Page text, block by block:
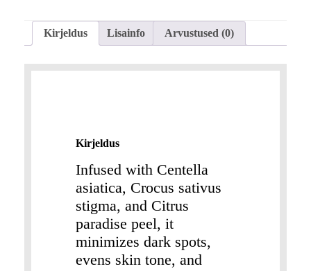
Kirjeldus Lisainfo Arvustused (0)
Kirjeldus
Infused with Centella
asiatica, Crocus sativus
stigma, and Citrus
paradise peel, it
minimizes dark spots,
evens skin tone, and